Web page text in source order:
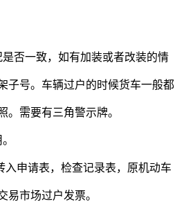
否一致，如有加装或者改装的情
子号。车辆过户的时候货车一般都
需要有三角警示牌。
申请表，检查记录表，原机动车
易市场过户发票。